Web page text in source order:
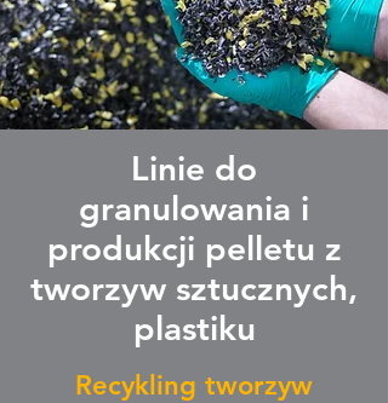
Linie do
granulowania i
produkcji pelletu z
tworzyw sztucznych,
plastiku
Recykling tworzyw